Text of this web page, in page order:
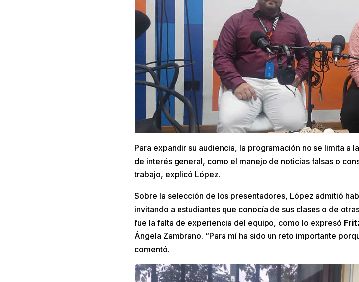
Para expandir su audiencia, la programación no se limita a
de interés general, como el manejo de noticias falsas o
trabajo, explicó López.
Sobre la selección de los presentadores, López admitió
invitando a estudiantes que conocía de sus clases o de
fue la falta de experiencia del equipo, como lo expresó
Ángela Zambrano. “Para mí ha sido un reto importante
comentó.